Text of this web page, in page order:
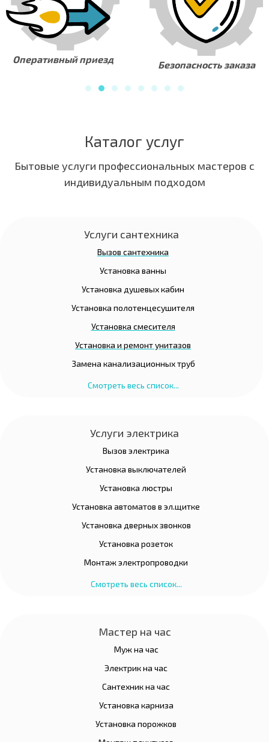
Оперативный приезд Безопасность заказа
Каталог услуг
Бытовые услуги профессиональных мастеров с
индивидуальным подходом
Услуги сантехника
Вызов сантехника
Установка ванны
Установка душевых кабин
Установка полотенцесушителя
Установка смесителя
Установка и ремонт унитазов
Замена канализационных труб
Смотреть весь список...
Услуги электрика
Вызов электрика
Установка выключателей
Установка люстры
Установка автоматов в эл.щитке
Установка дверных звонков
Установка розеток
Монтаж электропроводки
Смотреть весь список...
Мастер на час
Муж на час
Электрик на час
Сантехник на час
Установка карниза
Установка порожков